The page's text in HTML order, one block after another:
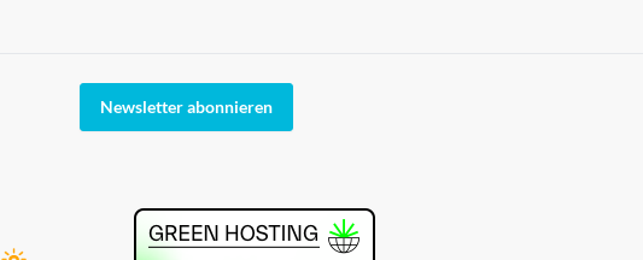
Newsletter abonnieren